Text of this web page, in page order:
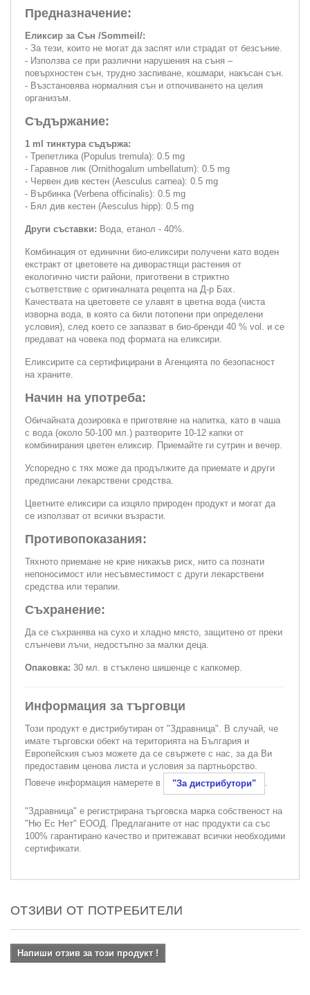
Предназначение:
Еликсир за Сън /Sommeil/:
- За тези, които не могат да заспят или страдат от безсъние.
- Използва се при различни нарушения на съня –
повърхностен сън, трудно заспиване, кошмари, накъсан сън.
- Възстановява нормалния сън и отпочиването на целия
организъм.
Съдържание:
1 ml тинктура съдържа:
- Трепетлика (Populus tremula): 0.5 mg
- Гаравнов лик (Ornithogalum umbellatum): 0.5 mg
- Червен див кестен (Aesculus carnea): 0.5 mg
- Върбинка (Verbena officinalis): 0.5 mg
- Бял див кестен (Aesculus hipp): 0.5 mg
Други съставки: Вода, етанол - 40%.
Комбинация от единични био-еликсири получени като воден
екстракт от цветовете на диворастящи растения от
екологично чисти райони, приготвени в стриктно
съответствие с оригиналната рецепта на Д-р Бах.
Качествата на цветовете се улавят в цветна вода (чиста
изворна вода, в която са били потопени при определени
условия), след което се запазват в био-бренди 40 % vol. и се
предават на човека под формата на еликсири.
Еликсирите са сертифицирани в Агенцията по безопасност
на храните.
Начин на употреба:
Обичайната дозировка е приготвяне на напитка, като в чаша
с вода (около 50-100 мл.) разтворите 10-12 капки от
комбинирания цветен еликсир. Приемайте ги сутрин и вечер.
Успоредно с тях може да продължите да приемате и други
предписани лекарствени средства.
Цветните еликсири са изцяло природен продукт и могат да
се използват от всички възрасти.
Противопоказания:
Тяхното приемане не крие никакъв риск, нито са познати
непоносимост или несъвместимост с други лекарствени
средства или терапии.
Съхранение:
Да се съхранява на сухо и хладно място, защитено от преки
слънчеви лъчи, недостъпно за малки деца.
Опаковка: 30 мл. в стъклено шишенце с капкомер.
Информация за търговци
Този продукт е дистрибутиран от "Здравница". В случай, че
имате търговски обект на територията на България и
Европейския съюз можете да се свържете с нас, за да Ви
предоставим ценова листа и условия за партньорство.
Повече информация намерете в
"За дистрибутори" .
"Здравница" е регистрирана търговска марка собственост на
"Ню Ес Нет" ЕООД. Предлаганите от нас продукти са със
100% гарантирано качество и притежават всички необходими
сертификати.
ОТЗИВИ ОТ ПОТРЕБИТЕЛИ
Напиши отзив за този продукт !